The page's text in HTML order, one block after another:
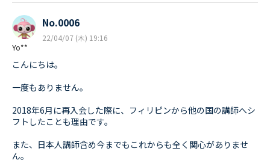
Yo**
No.0006
22/04/07 (木) 19:16
こんにちは。
一度もありません。
2018年6月に再入会した際に、フィリピンから他の国の講師へシ
フトしたことも理由です。
また、日本人講師含め今までもこれからも全く関心がありませ
ん。